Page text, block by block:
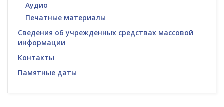
Аудио
Печатные материалы
Сведения об учрежденных средствах массовой
информации
Контакты
Памятные даты